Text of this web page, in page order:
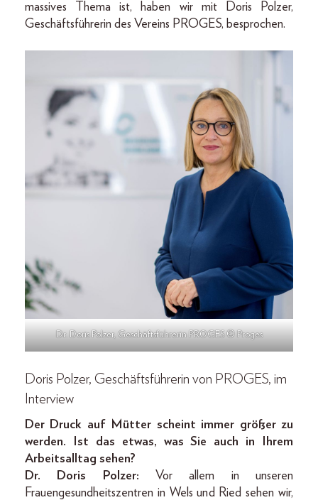
massives Thema ist, haben wir mit Doris Polzer,
Geschäftsführerin des Vereins PROGES, besprochen.
Dr. Doris Polzer, Geschäftsführerin PROGES © Proges
Doris Polzer, Geschäftsführerin von PROGES, im
Interview
Der Druck auf Mütter scheint immer größer zu
werden. Ist das etwas, was Sie auch in Ihrem
Arbeitsalltag sehen?
Dr. Doris Polzer: Vor allem in unseren
Frauengesundheitszentren in Wels und Ried sehen wir,